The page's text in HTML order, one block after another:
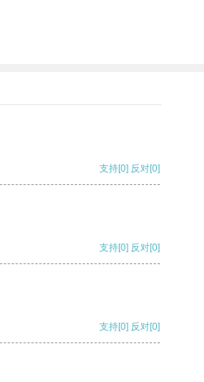
支持[0] 反对[0]
支持[0] 反对[0]
支持[0] 反对[0]